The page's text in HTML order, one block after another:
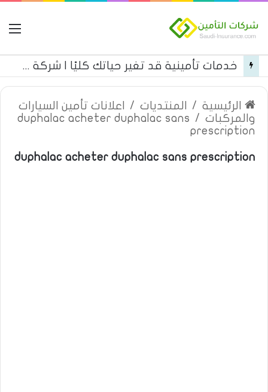
خدمات تأمينية قد تغير حياتك كليًا | شركة التعاونية للتأمين
الرئيسية / المنتديات /
اعلانات تأمين السيارات
والمركبات /
duphalac acheter duphalac sans
prescription
duphalac acheter duphalac sans prescription